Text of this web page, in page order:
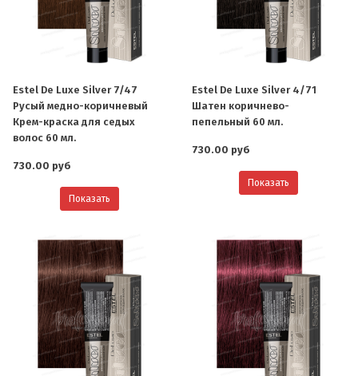
Estel De Luxe Silver 7/47
Русый медно-коричневый
Крем-краска для седых
волос 60 мл.
730.00 руб
Показать
Estel De Luxe Silver 4/71
Шатен коричнево-
пепельный 60 мл.
730.00 руб
Показать